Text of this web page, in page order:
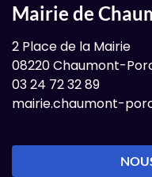
Mairie de
2 Place de la Mairie
08220 Chaumont-
03 24 72 32 89
mairie.chaumont-